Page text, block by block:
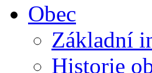
Obec
Základní
Historie